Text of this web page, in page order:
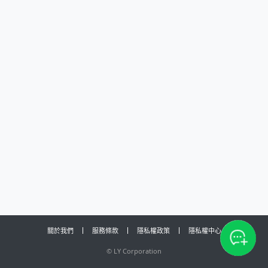
關於我們 服務條款 隱私權政策 隱私權中心
© LY Corporation